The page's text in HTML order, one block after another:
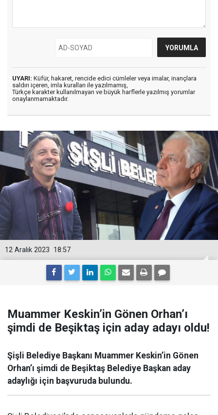
UYARI: Küfür, hakaret, rencide edici cümleler veya imalar, inançlara
saldırı içeren, imla kuralları ile yazılmamış,
Türkçe karakter kullanılmayan ve büyük harflerle yazılmış yorumlar
onaylanmamaktadır.
18:57
12 Aralık 2023
Muammer Keskin’in Gönen Orhan’ı
şimdi de Beşiktaş için aday adayı oldu!
Şişli Belediye Başkanı Muammer Keskin’in Gönen
Orhan’ı şimdi de Beşiktaş Belediye Başkan aday
adaylığı için başvuruda bulundu.